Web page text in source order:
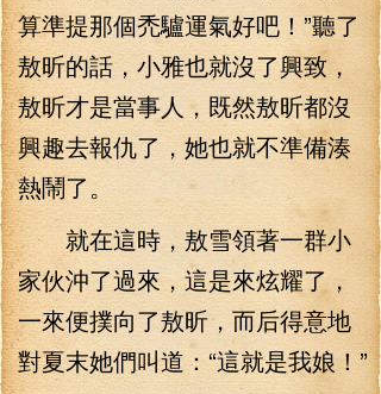
算準提那個禿驢運氣好吧！”聽了
敖昕的話，小雅也就沒了興致，
敖昕才是當事人，既然敖昕都沒
興趣去報仇了，她也就不準備湊
熱鬧了。
就在這時，敖雪領著一群小
家伙沖了過來，這是來炫耀了，
一來便撲向了敖昕，而后得意地
對夏末她們叫道：“這就是我娘！”